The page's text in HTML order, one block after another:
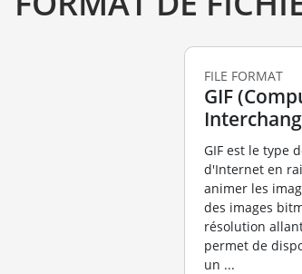
FILE FORMAT
GIF
GIF est le type
d'Internet en
animer les
des images
résolution
permet de
un ...